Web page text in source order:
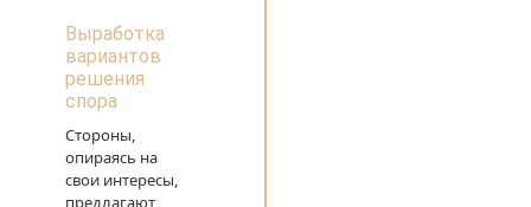
Выработка
вариантов
решения
спора
Стороны,
опираясь на
свои интересы,
предлагают